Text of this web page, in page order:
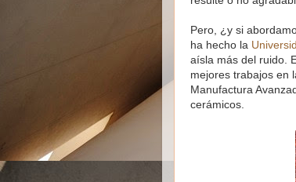
Pero, ¿y si
ha hecho la
aísla más del ruido.
mejores trabajos en
Manufactura
cerámicos.